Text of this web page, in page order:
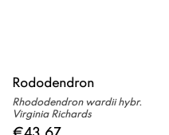
Rododendron
Rhododendron wardii hybr.
Virginia Richards